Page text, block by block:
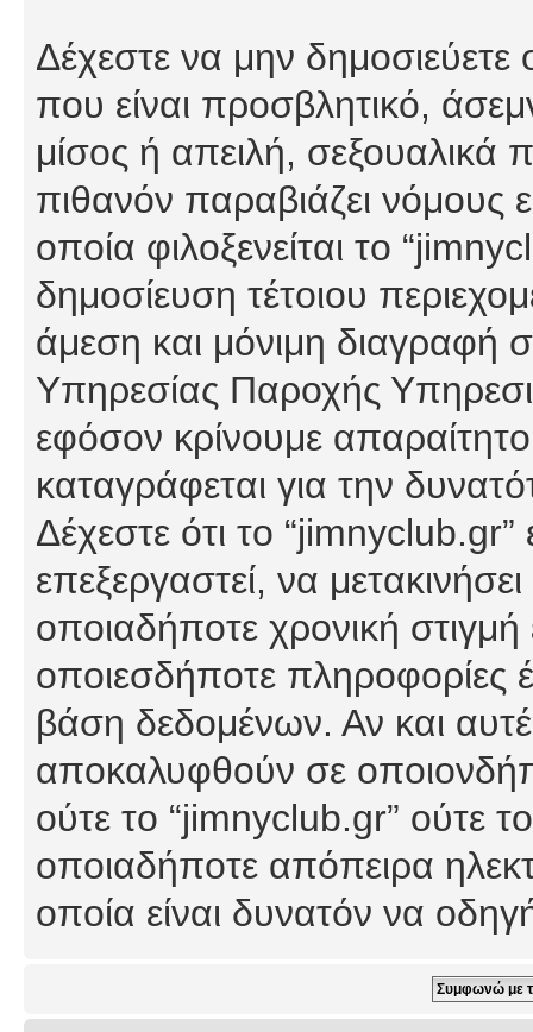
Δέχεστε να μην
που είναι προσβλητικό,
μίσος ή απειλή, σεξουαλικά
πιθανόν παραβιάζει νόμους
οποία φιλοξενείται το
δημοσίευση τέτοιου
άμεση και μόνιμη διαγραφή
Υπηρεσίας Παροχής
εφόσον κρίνουμε
καταγράφεται για την
Δέχεστε ότι το
επεξεργαστεί, να
οποιαδήποτε χρονική στιγμή
οποιεσδήποτε πληροφορίες
βάση δεδομένων. Αν και
αποκαλυφθούν σε
ούτε το “jimnyclub.gr” ούτε
οποιαδήποτε απόπειρα
οποία είναι δυνατόν να